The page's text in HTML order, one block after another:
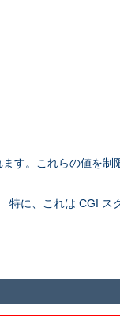
す。これらの値を制
特に、これは CGI ス